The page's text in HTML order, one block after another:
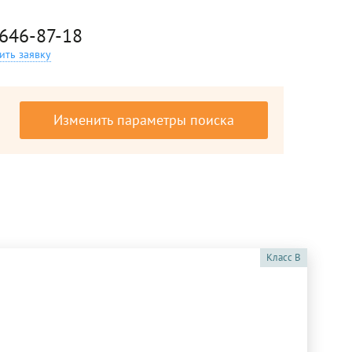
87-18
заявку
Изменить параметры поиска
Класс B